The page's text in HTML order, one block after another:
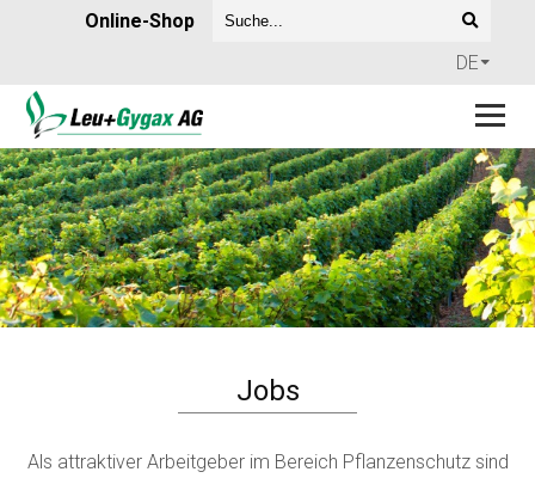
Online-Shop
DE
Jobs
Als attraktiver Arbeitgeber im Bereich Pflanzenschutz sind